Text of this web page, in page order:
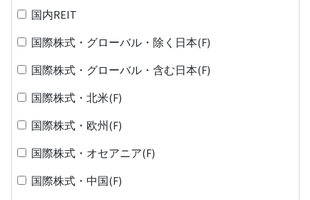
国内REIT
国際株式・グローバル・除く日本(F)
国際株式・グローバル・含む日本(F)
国際株式・北米(F)
国際株式・欧州(F)
国際株式・オセアニア(F)
国際株式・中国(F)